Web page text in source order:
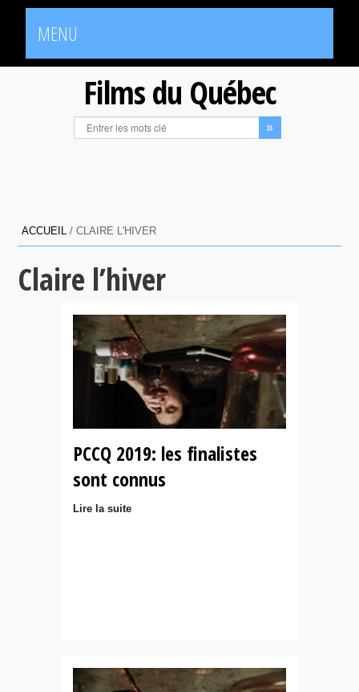
MENU
Films du Québec
ACCUEIL /CLAIRE L'HIVER
Claire l’hiver
PCCQ 2019: les finalistes
sont connus
Lire la suite